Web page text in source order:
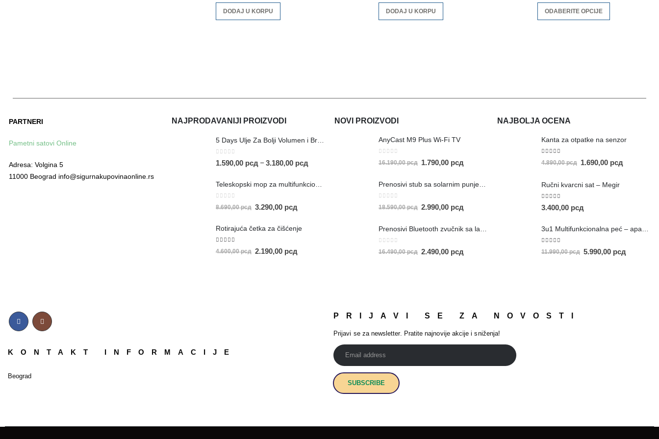
DODAJ U KORPU DODAJ U KORPU ODABERITE OPCIJE
PARTNERI
Pametni satovi Online
Adresa: Volgina 5
11000 Beograd info@sigurnakupovinaonline.rs
NAJPRODAVANIJI PROIZVODI
0 out of 5
1.590,00 рсд – 3.180,00 рсд
Teleskopski mop za multifunkcionalno čišćenje
0 out of 5
8.690,00рсд 3.290,00 рсд
Rotirajuća četka za čišćenje
5.00out of 5
4.600,00рсд 2.190,00 рсд
NOVI PROIZVODI
AnyCast M9 Plus Wi-Fi TV
0 out of 5
16.190,00рсд 1.790,00 рсд
Prenosivi stub sa solarnim punjenjem
0 out of 5
18.590,00рсд 2.990,00 рсд
Prenosivi Bluetooth zvučnik sa lampom
0 out of 5
16.490,00рсд 2.490,00 рсд
NAJBOLJA OCENA
Kanta za otpatke na senzor
5.00out of 5
4.890,00рсд 1.690,00 рсд
Ručni kvarcni sat – Megir
5.00out of 5
3.400,00 рсд
3u1 Multifunkcionalna peć – aparat za kafu
5.00out of 5
11.990,00рсд 5.990,00 рсд
KONTAKT INFORMACIJE
Beograd
PRIJAVI SE ZA NOVOSTI
Prijavi se za newsletter. Pratite najnovije akcije i sniženja!